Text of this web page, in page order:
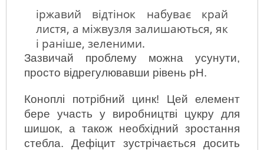
іржавий відтінок набуває край
листя, а міжвузля залишаються, як
і раніше, зеленими.
Зазвичай проблему можна усунути,
просто відрегулювавши рівень pH.
Коноплі потрібний цинк! Цей елемент
бере участь у виробництві цукру для
шишок, а також необхідний зростання
стебла. Дефіцит зустрічається досить